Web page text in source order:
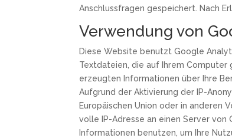
Anschlussfragen gespeichert. Nach
Verwendung von
Diese Website benutzt Google
Textdateien, die auf Ihrem Computer
erzeugten Informationen über Ihre
Aufgrund der Aktivierung der IP-
Europäischen Union oder in anderen
volle IP-Adresse an einen Server
Informationen benutzen, um Ihre